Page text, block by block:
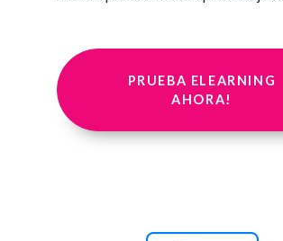
PRUEBA ELEARNING
AHORA!